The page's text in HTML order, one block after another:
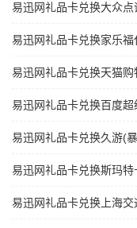
易迅网礼品卡兑换大众点
易迅网礼品卡兑换家乐福
易迅网礼品卡兑换天猫购
易迅网礼品卡兑换百度超
易迅网礼品卡兑换久游(
易迅网礼品卡兑换斯玛特
易迅网礼品卡兑换上海交